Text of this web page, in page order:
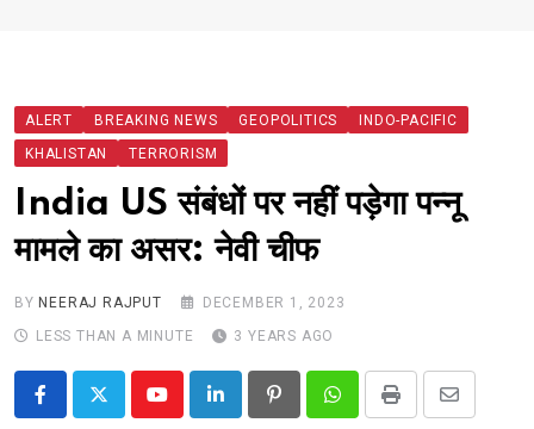
Alert
About Us
ALERT BREAKING NEWS GEOPOLITICS
INDO-PACIFIC
KHALISTAN
TERRORISM
India US संबंधों पर नहीं पड़ेगा पन्नू
मामले का असर: नेवी चीफ
BYNEERAJ RAJPUT
DECEMBER 1, 2023
LESS THAN A MINUTE
3 YEARS AGO
YoutubeLinkedIn PinterestWhatsappPrint
Share